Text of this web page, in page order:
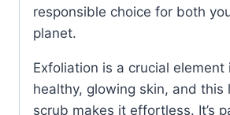
responsible choice for both
planet.
Exfoliation is a crucial element
healthy, glowing skin, and this
scrub makes it effortless. It’s